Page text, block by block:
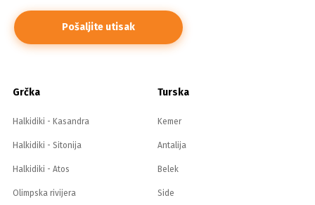
Grčka
Halkidiki - Kasandra
Halkidiki - Sitonija
Halkidiki - Atos
Olimpska rivijera
Turska
Kemer
Antalija
Belek
Side